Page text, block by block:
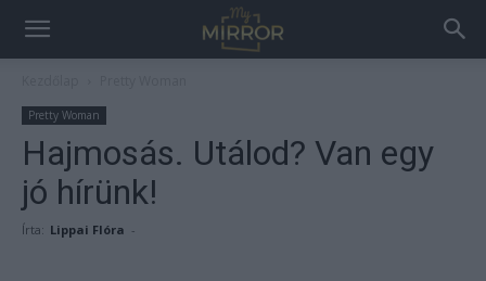
Pretty Woman
Hajmosás. Utálod? Van egy
jó hírünk!
Írta: Lippai Flóra -